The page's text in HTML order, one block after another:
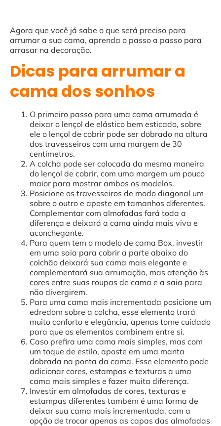
Agora que você já sabe o que será preciso para
arrumar a sua cama, aprenda o passo a passo para
arrasar na decoração.
Dicas para arrumar a
cama dos sonhos
O primeiro passo para uma cama arrumada é
deixar o lençol de elástico bem esticado, sobre
ele o lençol de cobrir pode ser dobrado na altura
dos travesseiros com uma margem de 30
centímetros.
A colcha pode ser colocada da mesma maneira
do lençol de cobrir, com uma margem um pouco
maior para mostrar ambos os modelos.
Posicione os travesseiros de modo diagonal um
sobre o outro e aposte em tamanhos diferentes.
Complementar com almofadas fará toda a
diferença e deixará a cama ainda mais viva e
aconchegante.
Para quem tem o modelo de cama Box, investir
em uma saia para cobrir a parte abaixo do
colchão deixará sua cama mais elegante e
complementará sua arrumação, mas atenção às
cores entre suas roupas de cama e a saia para
não divergirem.
Para uma cama mais incrementada posicione um
edredom sobre a colcha, esse elemento trará
muito conforto e elegância, apenas tome cuidado
para que os elementos combinem entre si.
Caso prefira uma cama mais simples, mas com
um toque de estilo, aposte em uma manta
dobrada na ponta da cama. Esse elemento pode
adicionar cores, estampas e texturas a uma
cama mais simples e fazer muita diferença.
Investir em almofadas de cores, texturas e
estampas diferentes também é uma forma de
deixar sua cama mais incrementada, com a
opção de trocar apenas as capas das almofadas